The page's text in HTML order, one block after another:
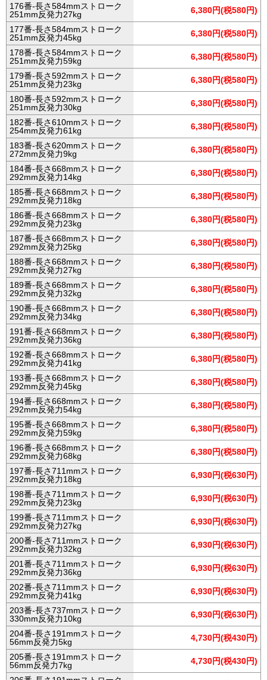
176番-長さ584mmストローク
251mm反発力27kg
6,380円(税580円)
177番-長さ584mmストローク
251mm反発力45kg
6,380円(税580円)
178番-長さ584mmストローク
251mm反発力59kg
6,380円(税580円)
179番-長さ592mmストローク
251mm反発力23kg
6,380円(税580円)
180番-長さ592mmストローク
251mm反発力30kg
6,380円(税580円)
182番-長さ610mmストローク
254mm反発力61kg
6,380円(税580円)
183番-長さ620mmストローク
272mm反発力9kg
6,380円(税580円)
184番-長さ668mmストローク
292mm反発力14kg
6,380円(税580円)
185番-長さ668mmストローク
292mm反発力18kg
6,380円(税580円)
186番-長さ668mmストローク
292mm反発力23kg
6,380円(税580円)
187番-長さ668mmストローク
292mm反発力25kg
6,380円(税580円)
188番-長さ668mmストローク
292mm反発力27kg
6,380円(税580円)
189番-長さ668mmストローク
292mm反発力32kg
6,380円(税580円)
190番-長さ668mmストローク
292mm反発力34kg
6,380円(税580円)
191番-長さ668mmストローク
292mm反発力36kg
6,380円(税580円)
192番-長さ668mmストローク
292mm反発力41kg
6,380円(税580円)
193番-長さ668mmストローク
292mm反発力45kg
6,380円(税580円)
194番-長さ668mmストローク
292mm反発力54kg
6,380円(税580円)
195番-長さ668mmストローク
292mm反発力59kg
6,380円(税580円)
196番-長さ668mmストローク
292mm反発力68kg
6,380円(税580円)
197番-長さ711mmストローク
292mm反発力18kg
6,930円(税630円)
198番-長さ711mmストローク
292mm反発力23kg
6,930円(税630円)
199番-長さ711mmストローク
292mm反発力27kg
6,930円(税630円)
200番-長さ711mmストローク
292mm反発力32kg
6,930円(税630円)
201番-長さ711mmストローク
292mm反発力36kg
6,930円(税630円)
202番-長さ711mmストローク
292mm反発力41kg
6,930円(税630円)
203番-長さ737mmストローク
330mm反発力10kg
6,930円(税630円)
204番-長さ191mmストローク
56mm反発力5kg
4,730円(税430円)
205番-長さ191mmストローク
56mm反発力7kg
4,730円(税430円)